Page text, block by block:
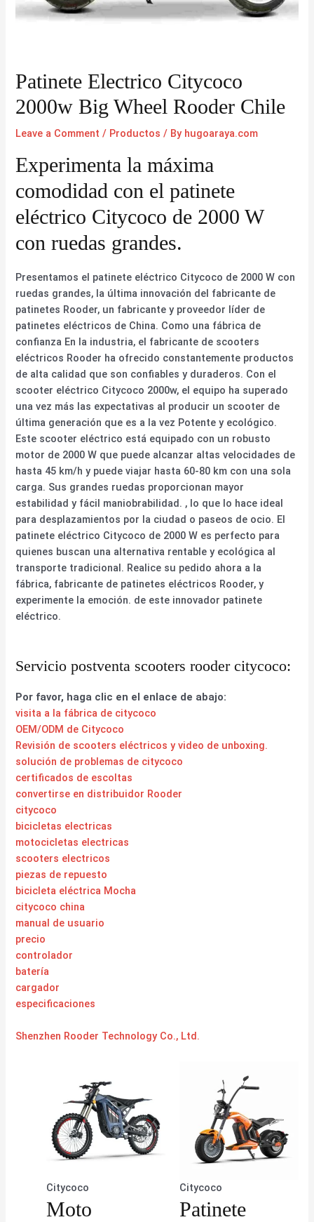
Patinete Electrico Citycoco
2000w Big Wheel Rooder Chile
Leave a Comment / Productos / By hugoaraya.com
Experimenta la máxima
comodidad con el patinete
eléctrico Citycoco de 2000 W
con ruedas grandes.
Presentamos el patinete eléctrico Citycoco de 2000 W con
ruedas grandes, la última innovación del fabricante de
patinetes Rooder, un fabricante y proveedor líder de
patinetes eléctricos de China. Como una fábrica de
confianza En la industria, el fabricante de scooters
eléctricos Rooder ha ofrecido constantemente productos
de alta calidad que son confiables y duraderos. Con el
scooter eléctrico Citycoco 2000w, el equipo ha superado
una vez más las expectativas al producir un scooter de
última generación que es a la vez Potente y ecológico.
Este scooter eléctrico está equipado con un robusto
motor de 2000 W que puede alcanzar altas velocidades de
hasta 45 km/h y puede viajar hasta 60-80 km con una sola
carga. Sus grandes ruedas proporcionan mayor
estabilidad y fácil maniobrabilidad. , lo que lo hace ideal
para desplazamientos por la ciudad o paseos de ocio. El
patinete eléctrico Citycoco de 2000 W es perfecto para
quienes buscan una alternativa rentable y ecológica al
transporte tradicional. Realice su pedido ahora a la
fábrica, fabricante de patinetes eléctricos Rooder, y
experimente la emoción. de este innovador patinete
eléctrico.
Servicio postventa scooters rooder citycoco:
Por favor, haga clic en el enlace de abajo:
visita a la fábrica de citycoco
OEM/ODM de Citycoco
Revisión de scooters eléctricos y video de unboxing.
solución de problemas de citycoco
certificados de escoltas
convertirse en distribuidor Rooder
citycoco
bicicletas electricas
motocicletas electricas
scooters electricos
piezas de repuesto
bicicleta eléctrica Mocha
citycoco china
manual de usuario
precio
controlador
batería
cargador
especificaciones
Shenzhen Rooder Technology Co., Ltd.
Citycoco
Moto
Citycoco
Patinete